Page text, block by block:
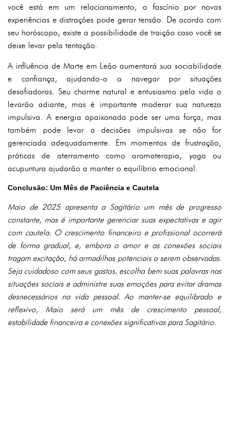
você está em um relacionamento, o fascínio por novas
experiências e distrações pode gerar tensão. De acordo com
seu horóscopo, existe a possibilidade de traição caso você se
deixe levar pela tentação.
A influência de Marte em Leão aumentará sua sociabilidade
e confiança, ajudando-o a navegar por situações
desafiadoras. Seu charme natural e entusiasmo pela vida o
levarão adiante, mas é importante moderar sua natureza
impulsiva. A energia apaixonada pode ser uma força, mas
também pode levar a decisões impulsivas se não for
gerenciada adequadamente. Em momentos de frustração,
práticas de aterramento como aromaterapia, yoga ou
acupuntura ajudarão a manter o equilíbrio emocional.
Conclusão: Um Mês de Paciência e Cautela
Maio de 2025 apresenta a Sagitário um mês de progresso
constante, mas é importante gerenciar suas expectativas e agir
com cautela. O crescimento financeiro e profissional ocorrerá
de forma gradual, e, embora o amor e as conexões sociais
tragam excitação, há armadilhas potenciais a serem observadas.
Seja cuidadoso com seus gastos, escolha bem suas palavras nas
situações sociais e administre suas emoções para evitar dramas
desnecessários na vida pessoal. Ao manter-se equilibrado e
reflexivo, Maio será um mês de crescimento pessoal,
estabilidade financeira e conexões significativas para Sagitário.